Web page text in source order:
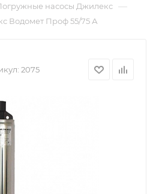
насосы Джилекс —
Водомет Проф 55/75 А
2075